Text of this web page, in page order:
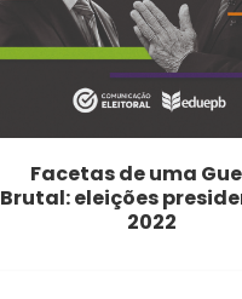
Facetas de uma
Brutal: eleições
2022